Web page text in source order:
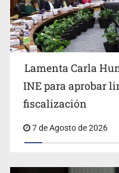
Sheinbaum anticipa
Ayotzinapa y promete
Lamenta Carla
INE para aprobar
fiscalización
7 de Agosto de 2026